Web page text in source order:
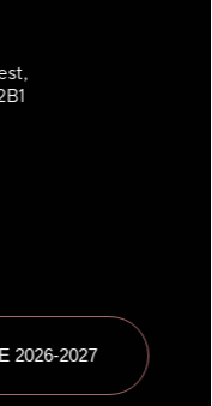
2026-2027